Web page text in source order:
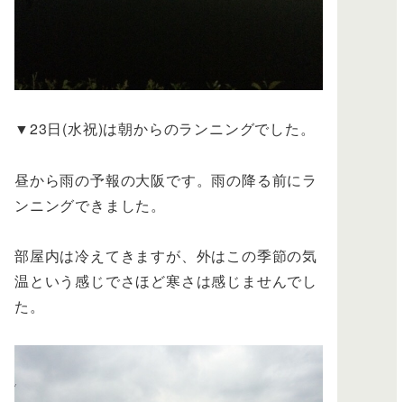
▼23日(水祝)は朝からのランニングでした。
昼から雨の予報の大阪です。雨の降る前にラ
ンニングできました。
部屋内は冷えてきますが、外はこの季節の気
温という感じでさほど寒さは感じませんでし
た。